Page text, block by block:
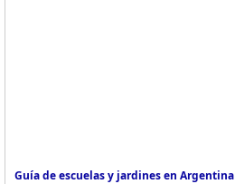
Guía de escuelas y jardines en Argentina